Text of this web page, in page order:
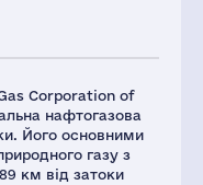
Corporation of
нафтогазова
Його основними
газу з
км від затоки